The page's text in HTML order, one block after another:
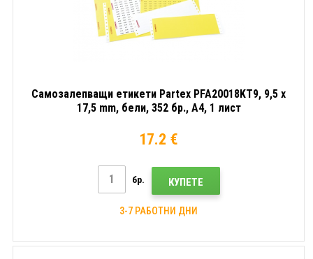
Самозалепващи етикети Partex PFA20018KT9, 9,5 x
17,5 mm, бели, 352 бр., A4, 1 лист
17.2 €
бр. КУПЕТЕ
3-7 РАБОТНИ ДНИ